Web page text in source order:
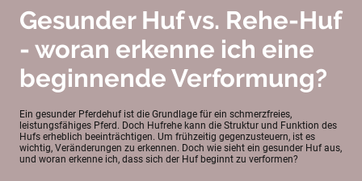
Gesunder Huf vs. Rehe-Huf
- woran erkenne ich eine
beginnende Verformung?
Ein gesunder Pferdehuf ist die Grundlage für ein schmerzfreies,
leistungsfähiges Pferd. Doch Hufrehe kann die Struktur und Funktion des
Hufs erheblich beeinträchtigen. Um frühzeitig gegenzusteuern, ist es
wichtig, Veränderungen zu erkennen. Doch wie sieht ein gesunder Huf aus,
und woran erkenne ich, dass sich der Huf beginnt zu verformen?